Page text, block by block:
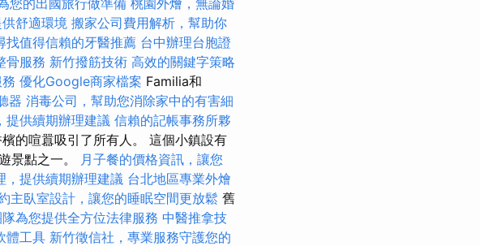
舒適環境 搬家公司費用解析，幫助你
找值得信賴的牙醫推薦 台中辦理台胞證
骨服務 新竹撥筋技術 高效的關鍵字策略
優化Google商家檔案 Familia和
器 消毒公司，幫助您消除家中的有害細
提供續期辦理建議 信賴的記帳事務所夥
的喧囂吸引了所有人。 這個小鎮設有
景點之一。
月子餐的價格資訊，讓您
，提供續期辦理建議 台北地區專業外燴
主臥室設計，讓您的睡眠空間更放鬆 舊
為您提供全方位法律服務 中醫推拿技
體工具 新竹徵信社，專業服務守護您的